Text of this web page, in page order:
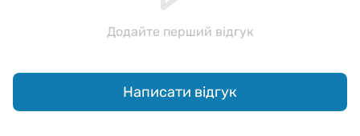
Додайте перший відгук
Написати відгук